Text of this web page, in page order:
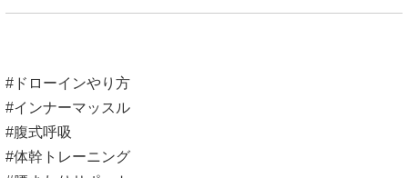
#ドローインやり方
#インナーマッスル
#腹式呼吸
#体幹トレーニング